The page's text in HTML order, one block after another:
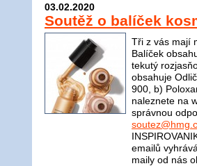
03.02.2020
Soutěž o balíček
Tři z vás mají
Balíček
tekutý
obsahuje
900, b)
naleznete na
správnou
emailů
maily od nás